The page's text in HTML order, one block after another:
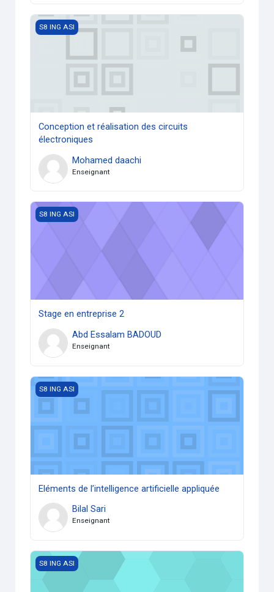
Conception et réalisation des circuits électroniques
S8 ING ASI
Conception et réalisation des circuits
électroniques
Mohamed daachi
Enseignant
Stage en entreprise 2
S8 ING ASI
Stage en entreprise 2
Abd Essalam BADOUD
Enseignant
Eléments de l’intelligence artificielle appliquée
S8 ING ASI
Eléments de l’intelligence artificielle appliquée
Bilal Sari
Enseignant
Respect des normes et règles d'éthique et d'intégrité
S8 ING ASI